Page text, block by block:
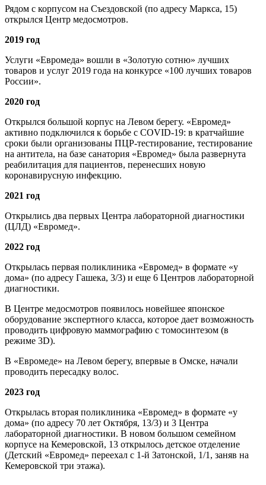
Рядом с корпусом на Съездовской (по адресу Маркса, 15)
открылся Центр медосмотров.
2019 год
Услуги «Евромеда» вошли в «Золотую сотню» лучших
товаров и услуг 2019 года на конкурсе «100 лучших товаров
России».
2020 год
Открылся большой корпус на Левом берегу. «Евромед»
активно подключился к борьбе с COVID-19: в кратчайшие
сроки были организованы ПЦР-тестирование, тестирование
на антитела, на базе санатория «Евромед» была развернута
реабилитация для пациентов, перенесших новую
коронавирусную инфекцию.
2021 год
Открылись два первых Центра лабораторной диагностики
(ЦЛД) «Евромед».
2022 год
Открылась первая поликлиника «Евромед» в формате «у
дома» (по адресу Гашека, 3/3) и еще 6 Центров лабораторной
диагностики.
В Центре медосмотров появилось новейшее японское
оборудование экспертного класса, которое дает возможность
проводить цифровую маммографию с томосинтезом (в
режиме 3D).
В «Евромеде» на Левом берегу, впервые в Омске, начали
проводить пересадку волос.
2023 год
Открылась вторая поликлиника «Евромед» в формате «у
дома» (по адресу 70 лет Октября, 13/3) и 3 Центра
лабораторной диагностики. В новом большом семейном
корпусе на Кемеровской, 13 открылось детское отделение
(Детский «Евромед» переехал с 1-й Затонской, 1/1, заняв на
Кемеровской три этажа).